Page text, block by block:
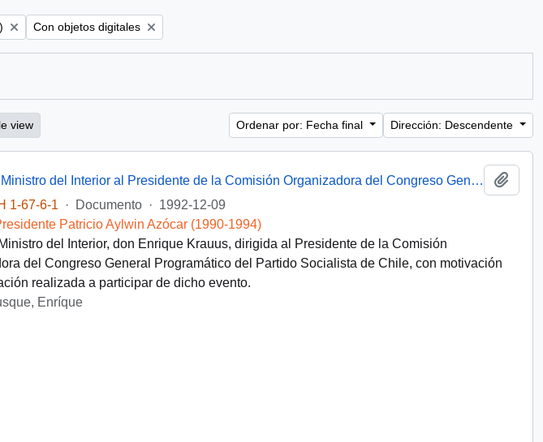
Remove filter:
Con objetos digitales
view Ordenar por: Fecha final Dirección: Descendente
[Carta del Ministro del Interior al Presidente de la Comisión Organizadora del Congreso General Programático del Partido Socialista de Chile]
1-67-6-1
· Documento · 1992-12-09
Patricio Aylwin Azócar (1990-1994)
del Interior, don Enrique Krauus, dirigida al Presidente de la Comisión
del Congreso General Programático del Partido Socialista de Chile, con motivación
realizada a participar de dicho evento.
Enríque